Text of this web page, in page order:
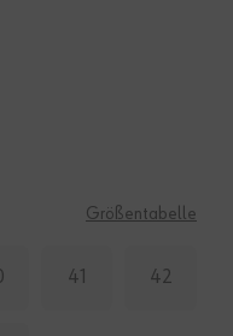
Größentabelle
41 42